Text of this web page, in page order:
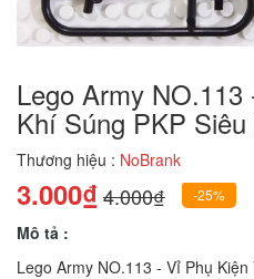
Lego Army
Khí Súng PKP Siêu
Thương hiệu : NoBrank
3.000₫4.000₫ -25%
Mô tả :
Lego Army NO.113 - Vỉ Phụ